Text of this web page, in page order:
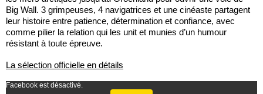
Big Wall. 3 grimpeuses, 4 navigatrices et une cinéaste partagent
leur histoire entre patience, détermination et confiance, avec
comme pilier la relation qui les unit et munies d’un humour
résistant à toute épreuve.
La sélection officielle en détails
Facebook est désactivé.